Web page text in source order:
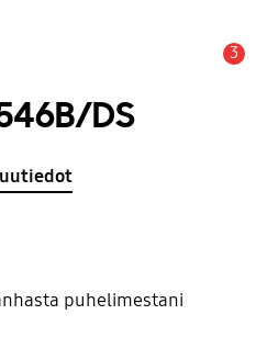
3
DS
puhelimestani